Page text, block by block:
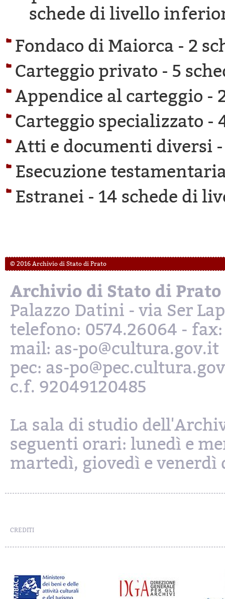
schede di livello
Fondaco di Maiorca - 2
Carteggio privato - 5
Appendice al carteggio -
Carteggio specializzato -
Atti e documenti diversi
Esecuzione
Estranei - 14 schede di
© 2016 Archivio di Stato di Prato
Archivio di Stato di Prato
Palazzo Datini - via Ser
telefono: 0574.26064 - fax:
mail: as-po@cultura.gov.it
pec: as-
c.f. 92049120485
La sala di studio
seguenti orari: lunedì e
martedì, giovedì e venerdì
CREDITI